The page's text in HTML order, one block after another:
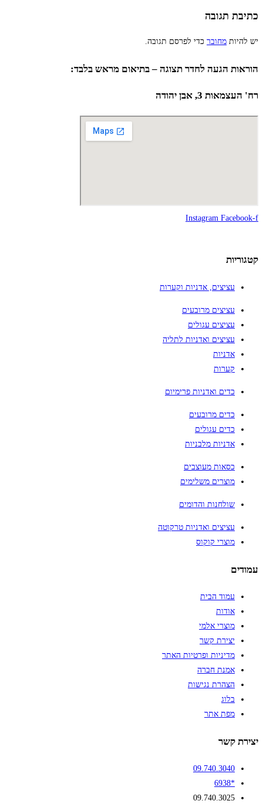
כתיבת תגובה
יש להיות מחובר כדי לפרסם תגובה.
הוראות הגעה לחדר תצוגה – בתיאום מראש בלבד:
רח' העצמאות 3, אבן יהודה
Instagram Facebook-f
קטגוריות
עציצים, אדניות וקערות
עציצים מרובעים
עציצים עגולים
עציצים ואדניות לתליה
אדניות
קערות
כדים ואדניות פרימיום
כדים מרובעים
כדים עגולים
אדניות מלבניות
כסאות מעוצבים
מוצרים משלימים
שולחנות והדומים
עציצים ואדניות טרקוטה
מוצרי קוקוס
עמודים
עמוד הבית
אודות
מוצרי אלמי
יצירת קשר
מדיניות ופרטיות האתר
אמנת חברה
הצהרת נגישות
בלוג
מפת אתר
יצירת קשר
09.740.3040
*6938
09.740.3025